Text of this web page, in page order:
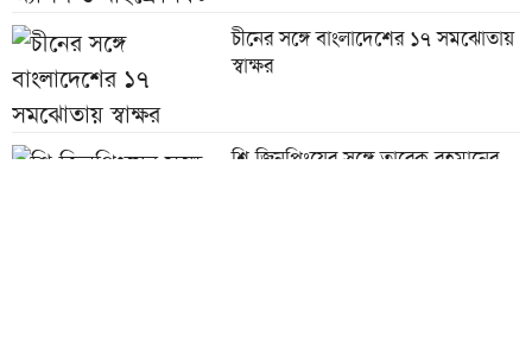
চীনের সঙ্গে বাংলাদেশের ১৭ সমঝোতায়
স্বাক্ষর
শি জিনপিংয়ের সঙ্গে তারেক রহমানের